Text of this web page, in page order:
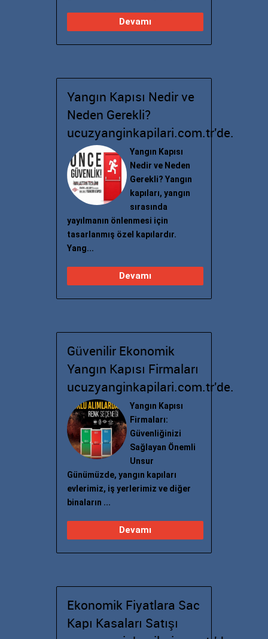
Devamı
Yangın Kapısı Nedir ve
Neden Gerekli?
ucuzyanginkapilari.com.tr'de.
Yangın Kapısı
Nedir ve Neden
Gerekli? Yangın
kapıları, yangın
sırasında
yayılmanın önlenmesi için
tasarlanmış özel kapılardır.
Yang...
Devamı
Güvenilir Ekonomik
Yangın Kapısı Firmaları
ucuzyanginkapilari.com.tr'de.
Yangın Kapısı
Firmaları:
Güvenliğinizi
Sağlayan Önemli
Unsur
Günümüzde, yangın kapıları
evlerimiz, iş yerlerimiz ve diğer
binaların ...
Devamı
Ekonomik Fiyatlara Sac
Kapı Kasaları Satışı